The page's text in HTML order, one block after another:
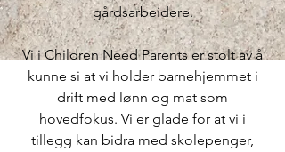
gårdsarbeidere.
Vi i Children Need Parents er stolt av å
kunne si at vi holder barnehjemmet i
drift med lønn og mat som
hovedfokus. Vi er glade for at vi i
tillegg kan bidra med skolepenger,